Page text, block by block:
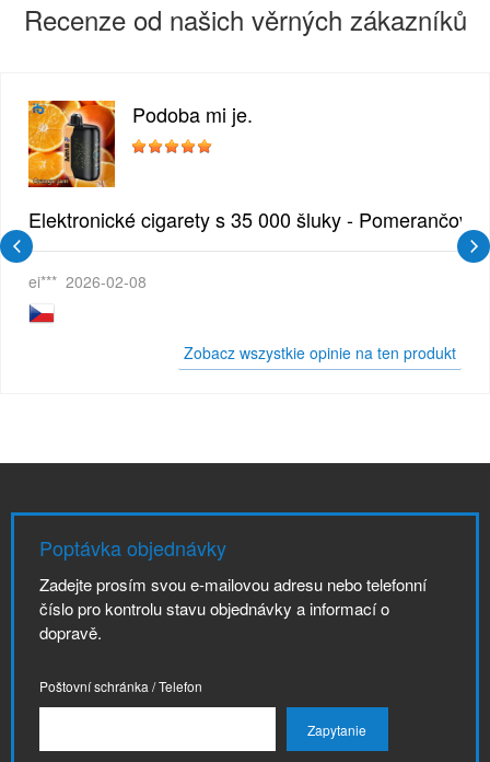
Recenze od našich věrných zákazníků
Podoba mi je.
Elektronické cigarety s 35 000 šluky - Pomerančový
ei*** 2026-02-08
Zobacz wszystkie opinie na ten produkt
Poptávka objednávky
Zadejte prosím svou e-mailovou adresu nebo telefonní
číslo pro kontrolu stavu objednávky a informací o
dopravě.
Poštovní schránka / Telefon